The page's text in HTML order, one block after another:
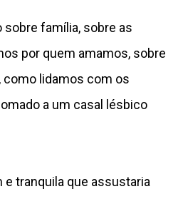
sobre família, sobre as
por quem amamos, sobre
lidamos com os
a um casal lésbico
e tranquila que assustaria